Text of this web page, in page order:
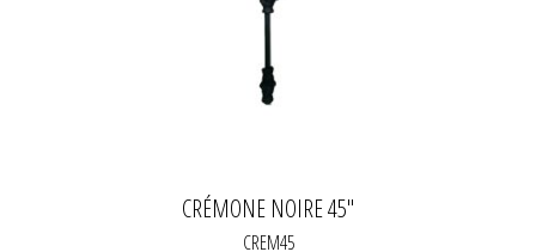
CRÉMONE NOIRE 45"
CREM45